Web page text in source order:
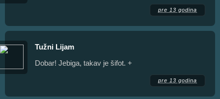
pre 13 godina
Tužni Lijam
Dobar! Jebiga, takav je šifot. +
pre 13 godina